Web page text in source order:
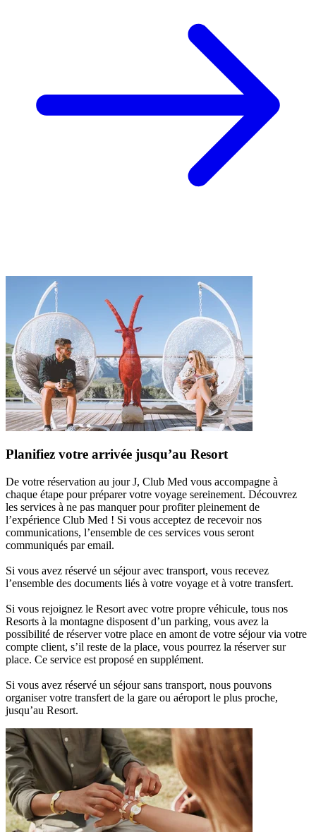
Planifiez votre arrivée jusqu’au Resort
De votre réservation au jour J, Club Med vous accompagne à
chaque étape pour préparer votre voyage sereinement. Découvrez
les services à ne pas manquer pour profiter pleinement de
l’expérience Club Med ! Si vous acceptez de recevoir nos
communications, l’ensemble de ces services vous seront
communiqués par email.
Si vous avez réservé un séjour avec transport, vous recevez
l’ensemble des documents liés à votre voyage et à votre transfert.
Si vous rejoignez le Resort avec votre propre véhicule, tous nos
Resorts à la montagne disposent d’un parking, vous avez la
possibilité de réserver votre place en amont de votre séjour via votre
compte client, s’il reste de la place, vous pourrez la réserver sur
place. Ce service est proposé en supplément.
Si vous avez réservé un séjour sans transport, nous pouvons
organiser votre transfert de la gare ou aéroport le plus proche,
jusqu’au Resort.